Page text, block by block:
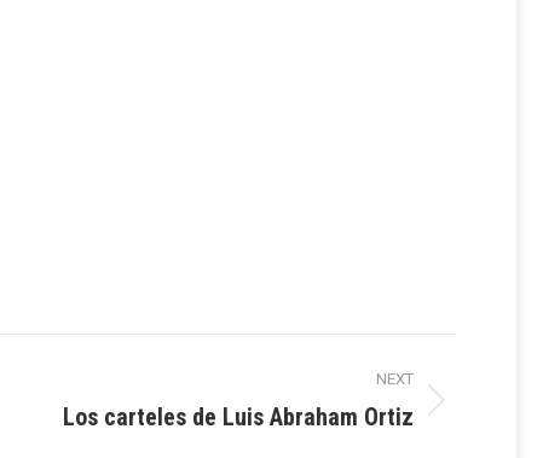
NEXT
Los carteles de Luis Abraham Ortiz